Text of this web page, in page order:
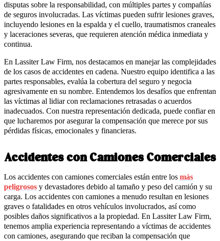
disputas sobre la responsabilidad, con múltiples partes y compañías
de seguros involucradas. Las víctimas pueden sufrir lesiones graves,
incluyendo lesiones en la espalda y el cuello, traumatismos craneales
y laceraciones severas, que requieren atención médica inmediata y
continua.
En Lassiter Law Firm, nos destacamos en manejar las complejidades
de los casos de accidentes en cadena. Nuestro equipo identifica a las
partes responsables, evalúa la cobertura del seguro y negocia
agresivamente en su nombre. Entendemos los desafíos que enfrentan
las víctimas al lidiar con reclamaciones retrasadas o acuerdos
inadecuados. Con nuestra representación dedicada, puede confiar en
que lucharemos por asegurar la compensación que merece por sus
pérdidas físicas, emocionales y financieras.
Accidentes con Camiones Comerciales
Los accidentes con camiones comerciales están entre los más
peligrosos y devastadores debido al tamaño y peso del camión y su
carga. Los accidentes con camiones a menudo resultan en lesiones
graves o fatalidades en otros vehículos involucrados, así como
posibles daños significativos a la propiedad. En Lassiter Law Firm,
tenemos amplia experiencia representando a víctimas de accidentes
con camiones, asegurando que reciban la compensación que